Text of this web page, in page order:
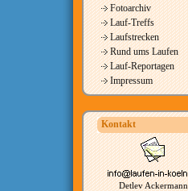
Fotoarchiv
Lauf-Treffs
Laufstrecken
Rund ums Laufen
Lauf-Reportagen
Impressum
Kontakt
Detlev Ackermann